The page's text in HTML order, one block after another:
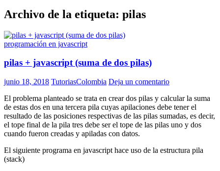
Archivo de la etiqueta: pilas
programación en javascript
pilas + javascript (suma de dos pilas)
junio 18, 2018 TutoriasColombia Deja un comentario
El problema planteado se trata en crear dos pilas y calcular la suma
de estas dos en una tercera pila cuyas apilaciones debe tener el
resultado de las posiciones respectivas de las pilas sumadas, es decir,
el tope final de la pila tres debe ser el tope de las pilas uno y dos
cuando fueron creadas y apiladas con datos.
El siguiente programa en javascript hace uso de la estructura pila
(stack)